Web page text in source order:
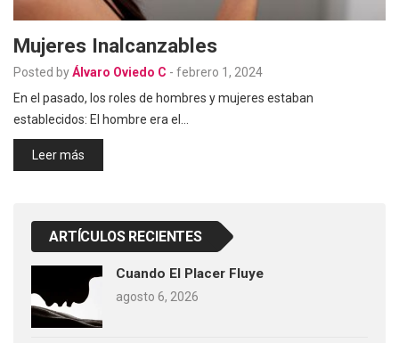
Mujeres Inalcanzables
Posted byÁlvaro Oviedo C - febrero 1, 2024
En el pasado, los roles de hombres y mujeres estaban
establecidos: El hombre era el…
Leer más
ARTÍCULOS RECIENTES
Cuando El Placer Fluye
agosto 6, 2026